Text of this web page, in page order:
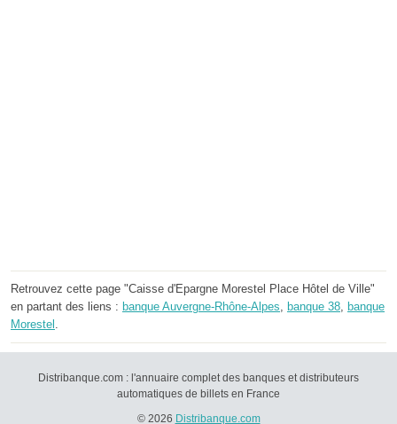
Retrouvez cette page "Caisse d'Epargne Morestel Place Hôtel de Ville"
en partant des liens : banque Auvergne-Rhône-Alpes banque 38
banque
Morestel
Distribanque.com : l'annuaire complet des banques et distributeurs
automatiques de billets en France
© 2026 Distribanque.com